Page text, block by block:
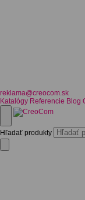
reklama@creocom.sk
Katalógy Referencie Blog
Hľadať produkty